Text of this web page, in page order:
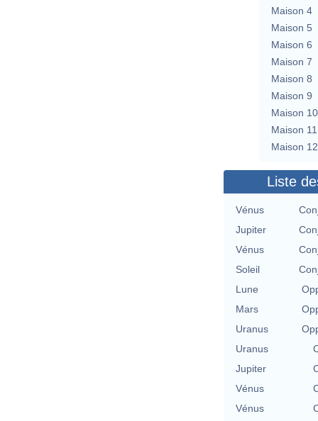
Maison 4
Maison 5
Maison 6
Maison 7
Maison 8
Maison 9
Maison 10
Maison 11
Maison 12
Liste
Vénus
Jupiter
Vénus
Soleil
Lune
Mars
Uranus
Uranus
Jupiter
Vénus
Vénus